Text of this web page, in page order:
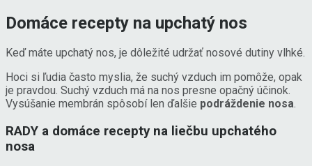
Domáce recepty na upchatý nos
Keď máte upchatý nos, je dôležité udržať nosové dutiny vlhké.
Hoci si ľudia často myslia, že suchý vzduch im pomôže, opak
je pravdou. Suchý vzduch má na nos presne opačný účinok.
Vysúšanie membrán spôsobí len ďalšie podráždenie nosa.
RADY a domáce recepty na liečbu upchatého
nosa